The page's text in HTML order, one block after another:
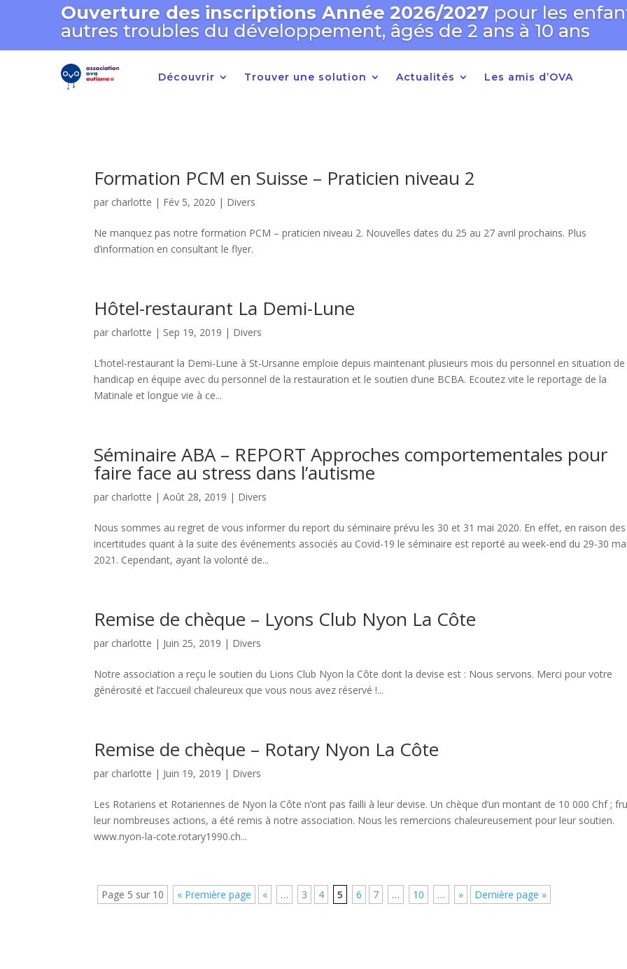
Ouverture des inscriptions Année 2026/2027 pour les
autres troubles du développement, âgés de 2 ans à 10 ans
Découvrir Trouver une solution Actualités Les amis d’OVA
Formation PCM en Suisse – Praticien niveau 2
par charlotte | Fév 5, 2020 | Divers
Ne manquez pas notre formation PCM – praticien niveau 2. Nouvelles dates du 25 au 27 avril prochains. Plus
d’information en consultant le flyer.
Hôtel-restaurant La Demi-Lune
par charlotte | Sep 19, 2019 | Divers
L’hotel-restaurant la Demi-Lune à St-Ursanne emploie depuis maintenant plusieurs mois du personnel en situation de
handicap en équipe avec du personnel de la restauration et le soutien d’une BCBA. Ecoutez vite le reportage de la
Matinale et longue vie à ce...
Séminaire ABA – REPORT Approches comportementales pour
faire face au stress dans l’autisme
par charlotte |Août 28, 2019 | Divers
Nous sommes au regret de vous informer du report du séminaire prévu les 30 et 31 mai 2020. En effet, en raison des
incertitudes quant à la suite des événements associés au Covid-19 le séminaire est reporté au week-end du 29-30
2021. Cependant, ayant la volonté de...
Remise de chèque – Lyons Club Nyon La Côte
par charlotte | Juin 25, 2019 | Divers
Notre association a reçu le soutien du Lions Club Nyon la Côte dont la devise est : Nous servons. Merci pour votre
générosité et l’accueil chaleureux que vous nous avez réservé !...
Remise de chèque – Rotary Nyon La Côte
par charlotte | Juin 19, 2019 | Divers
Les Rotariens et Rotariennes de Nyon la Côte n’ont pas failli à leur devise. Un chèque d’un montant de 10 000 Chf ;
leur nombreuses actions, a été remis à notre association. Nous les remercions chaleureusement pour leur soutien.
www.nyon-la-cote.rotary1990.ch...
Page 5 sur 10 « Première page « … 3 4 5 6 7 … 10 … » Dernière page »